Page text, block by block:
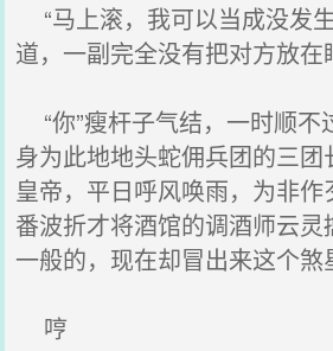
“马上滚，我可以当成没发
道，一副完全没有把对方放在
“你”瘦杆子气结，一时顺不
身为此地地头蛇佣兵团的三
皇帝，平日呼风唤雨，为非
番波折才将酒馆的调酒师云
一般的，现在却冒出来这个煞
哼